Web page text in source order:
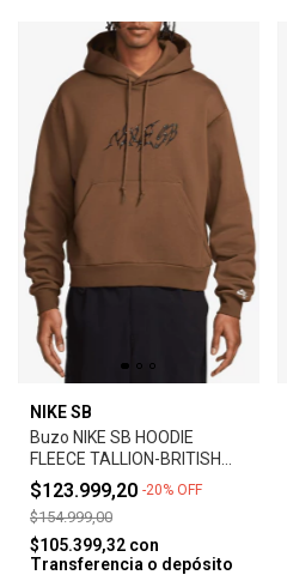
NIKE SB
Buzo NIKE SB HOODIE
FLEECE TALLION-BRITISH
TAN
$123.999,20 -20% OFF
$154.999,00
$105.399,32 con
Transferencia o depósito